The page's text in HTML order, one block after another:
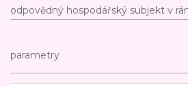
odpovědný hospodářský subjekt v
parametry